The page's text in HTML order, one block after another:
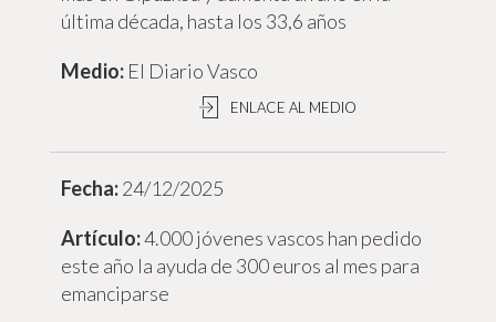
última década, hasta los 33,6 años
El Diario Vasco
ENLACE AL MEDIO
24/12/2025
4.000 jóvenes vascos han pedido
este año la ayuda de 300 euros al mes para
emanciparse